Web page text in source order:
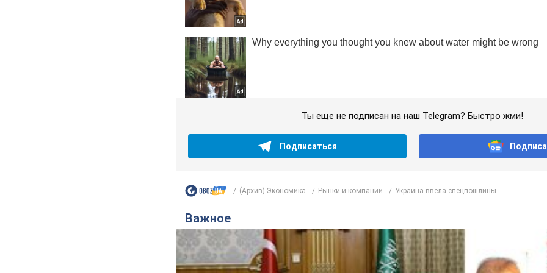
Ты еще не подписан на наш Telegram? Быстро жми!
Подписаться
(Архив) Экономика Рынки и компании Украина ввела спецпошлины...
Важное